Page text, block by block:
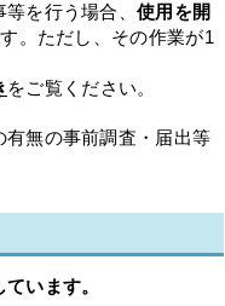
を行う場合、使用を開
。ただし、その作業が1
をご覧ください。
無の事前調査・届出等
います。